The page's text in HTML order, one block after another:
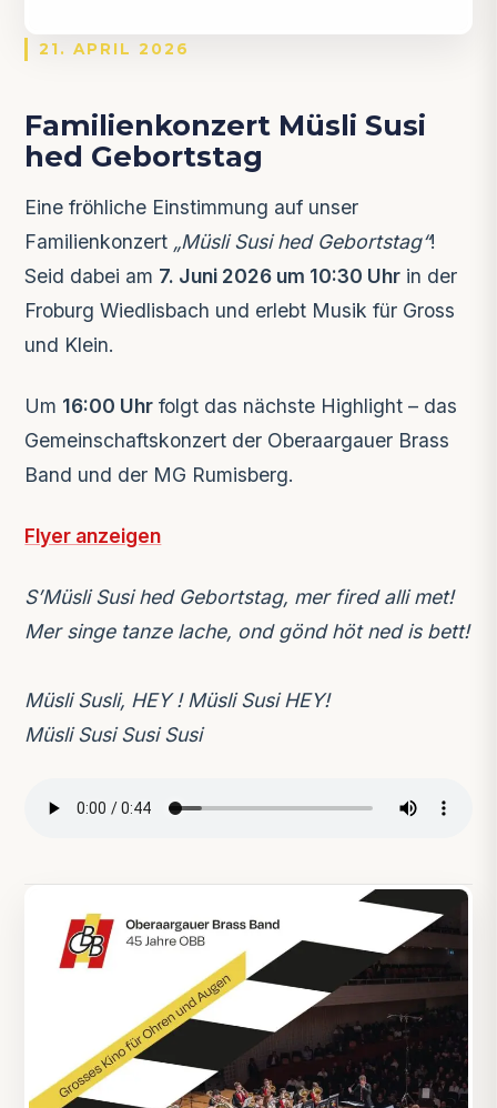
21. APRIL 2026
Familienkonzert Müsli Susi
hed Gebortstag
Eine fröhliche Einstimmung auf unser
Familienkonzert „Müsli Susi hed Gebortstag“!
Seid dabei am 7. Juni 2026 um 10:30 Uhr in der
Froburg Wiedlisbach und erlebt Musik für Gross
und Klein.
Um 16:00 Uhr folgt das nächste Highlight – das
Gemeinschaftskonzert der Oberaargauer Brass
Band und der MG Rumisberg.
Flyer anzeigen
S’Müsli Susi hed Gebortstag, mer fired alli met!
Mer singe tanze lache, ond gönd höt ned is bett!
Müsli Susli, HEY ! Müsli Susi HEY!
Müsli Susi Susi Susi